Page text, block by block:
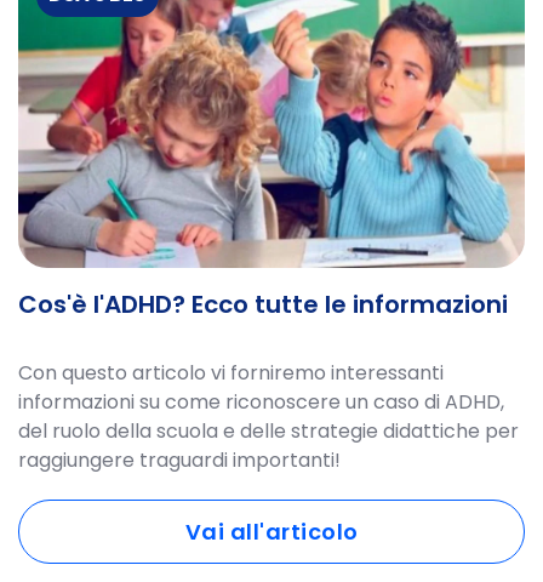
Cos'è l'ADHD? Ecco tutte le informazioni
Con questo articolo vi forniremo interessanti
informazioni su come riconoscere un caso di ADHD,
del ruolo della scuola e delle strategie didattiche per
raggiungere traguardi importanti!
Vai all'articolo